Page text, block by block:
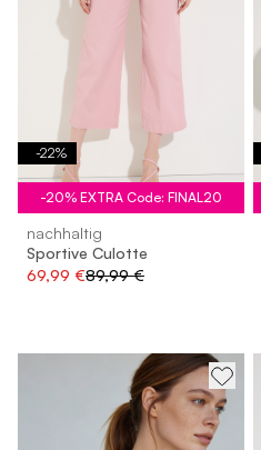
-22%
-20% EXTRA Code: FINAL20
nachhaltig
Sportive Culotte
69,99 €89,99 €